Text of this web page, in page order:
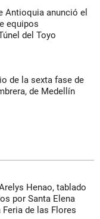
Antioquia anunció el
equipos
del Toyo
de la sexta fase de
de Medellín
Henao, tablado
por Santa Elena
de las Flores